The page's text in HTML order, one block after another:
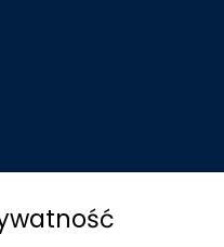
automatycznie, nie